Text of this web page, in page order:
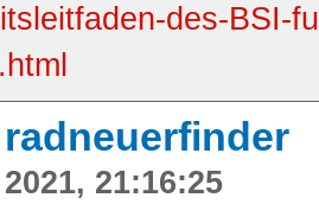
des-BSI-
21:16:25